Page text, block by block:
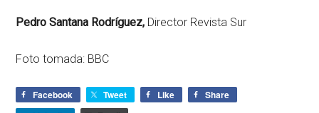
Pedro Santana Rodríguez, Director Revista Sur
Foto tomada: BBC
Facebook Tweet Like
Share